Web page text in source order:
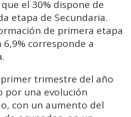
el 30% dispone de
etapa de Secundaria.
de primera etapa
corresponde a
trimestre del año
por una evolución
con un aumento del